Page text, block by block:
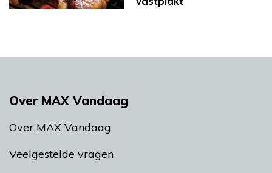
Over MAX Vandaag
Over MAX Vandaag
Veelgestelde vragen